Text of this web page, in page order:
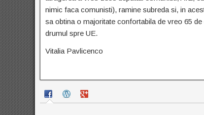
nimic faca comunisti), ramine subreda si, in
sa obtina o majoritate confortabila de vreo 65
drumul spre UE.
Vitalia Pavlicenco